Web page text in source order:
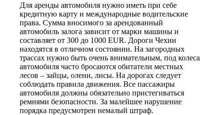
Для аренды автомобиля нужно иметь при себе
кредитную карту и международные водительские
права. Сумма вносимого за арендованный
автомобиль залога зависит от марки машины и
составляет от 300 до 1000 EUR. Дороги Чехии
находятся в отличном состоянии. На загородных
трассах нужно быть очень внимательным, под колеса
автомобиля часто бросаются обитатели местных
лесов – зайцы, олени, лисы. На дорогах следует
соблюдать правила движения. Все пассажиры
автомобиля должны обязательно пристегиваться
ремнями безопасности. За малейшее нарушение
порядка предусмотрен немалый штраф.